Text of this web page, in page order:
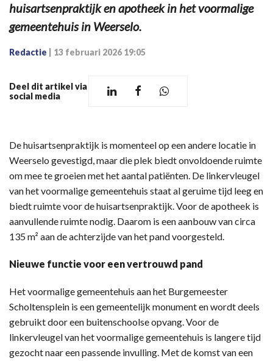
huisartsenpraktijk en apotheek in het voormalige
gemeentehuis in Weerselo.
Redactie 13 februari 2026 19:05
Deel dit artikel via
social media
De huisartsenpraktijk is momenteel op een andere locatie in
Weerselo gevestigd, maar die plek biedt onvoldoende ruimte
om mee te groeien met het aantal patiënten. De linkervleugel
van het voormalige gemeentehuis staat al geruime tijd leeg en
biedt ruimte voor de huisartsenpraktijk. Voor de apotheek is
aanvullende ruimte nodig. Daarom is een aanbouw van circa
135 m² aan de achterzijde van het pand voorgesteld.
Nieuwe functie voor een vertrouwd pand
Het voormalige gemeentehuis aan het Burgemeester
Scholtensplein is een gemeentelijk monument en wordt deels
gebruikt door een buitenschoolse opvang. Voor de
linkervleugel van het voormalige gemeentehuis is langere tijd
gezocht naar een passende invulling. Met de komst van een